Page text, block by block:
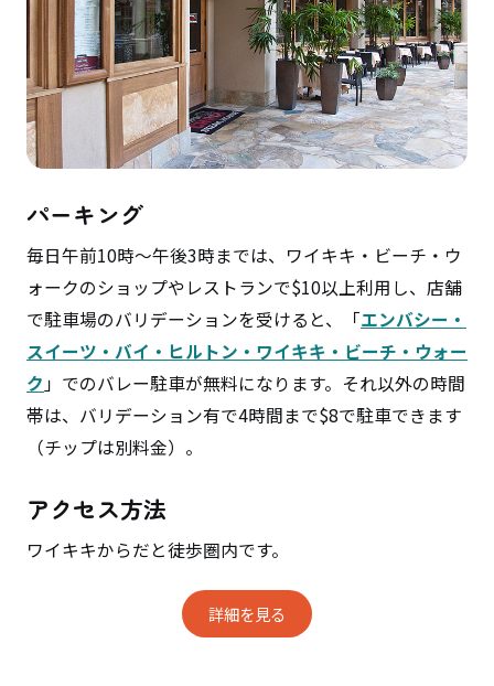
パーキング
毎日午前10時～午後3時までは、ワイキキ・ビーチ・ウ
ォークのショップやレストランで$10以上利用し、店舗
で駐車場のバリデーションを受けると、「エンバシー・
スイーツ・バイ・ヒルトン・ワイキキ・ビーチ・ウォー
ク 」でのバレー駐車が無料になります。それ以外の時間
帯は、バリデーション有で4時間まで$8で駐車できます
（チップは別料金）。
アクセス方法
ワイキキからだと徒歩圏内です。
詳細を見る